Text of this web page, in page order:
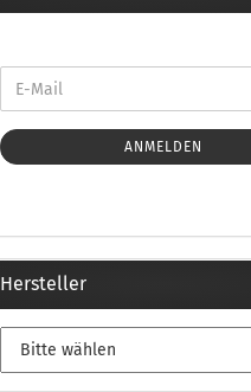
Heckklappenfahrradträger
Anhängekupplungsträger
E-Bike FahrradträgerANMELDEN
Hersteller